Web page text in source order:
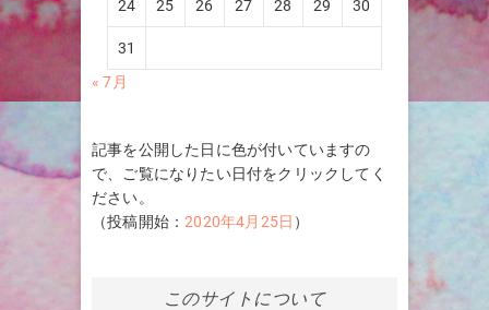
24 25 26 27 28 29 30
31
« 7月
記事を公開した日に色が付いていますの
で、ご覧になりたい日付をクリックしてく
ださい。
（投稿開始：2020年4月25日 ）
このサイトについて